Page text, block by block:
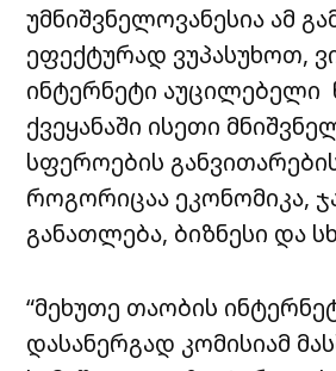
უმნიშვნელოვანესია ამ
ეფექტურად ვუპასუხოთ,
ინტერნეტი აუცილებელი
ქვეყანაში ისეთი
სფეროების
როგორიცაა ეკონომიკა,
განათლება, ბიზნესი და
“მეხუთე თაობის
დასანერგად კომისიამ